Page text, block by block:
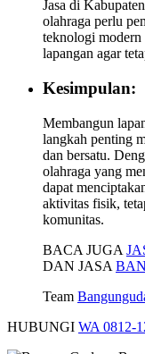
Jasa di
olahraga perlu
teknologi modern
lapangan agar
Kesimpulan:
Membangun
langkah penting
dan bersatu.
olahraga yang
dapat
aktivitas fisik,
komunitas.
BACA JUGA
DAN JASA
Team
HUBUNGI WA 0812-